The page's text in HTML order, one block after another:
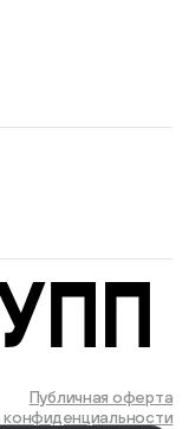
Публичная оферта
конфиденциальности
Войти